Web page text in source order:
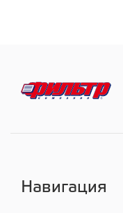
с 8.00 до 22.30,
Навигация